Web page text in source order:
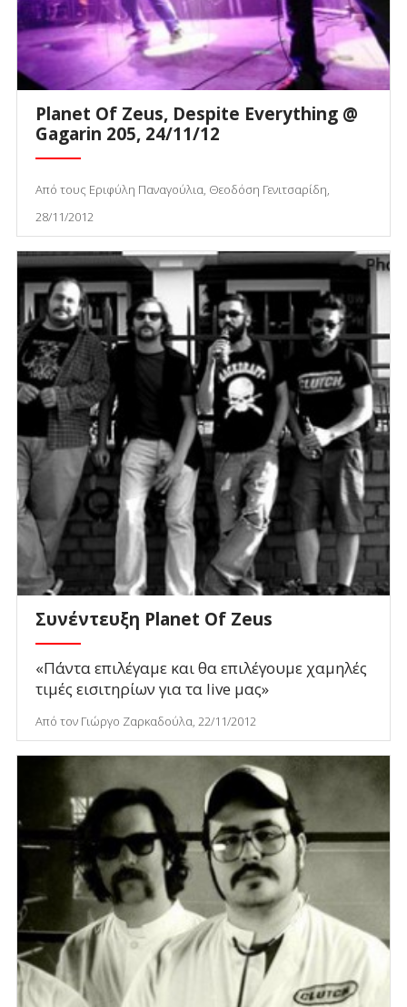
Planet Of Zeus, Despite Everything @
Gagarin 205, 24/11/12
Από τους Εριφύλη Παναγούλια, Θεοδόση Γενιτσαρίδη,
28/11/2012
Συνέντευξη Planet Of Zeus
«Πάντα επιλέγαμε και θα επιλέγουμε χαμηλές
τιμές εισιτηρίων για τα live μας»
Από τον Γιώργο Ζαρκαδούλα, 22/11/2012